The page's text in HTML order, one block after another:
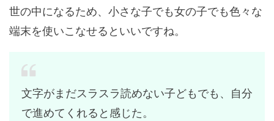
世の中になるため、小さな子でも女の子でも色々な
端末を使いこなせるといいですね。
文字がまだスラスラ読めない子どもでも、自分
で進めてくれると感じた。